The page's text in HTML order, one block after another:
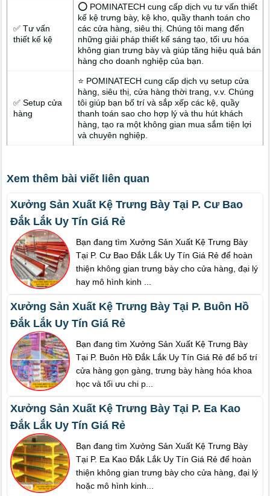
✅ Tư vấn
thiết kế kệ
⭕ POMINATECH cung cấp dịch vụ tư vấn thiết
kế kệ trưng bày, kệ kho, quầy thanh toán cho
các cửa hàng, siêu thị. Chúng tôi mang đến
những giải pháp thiết kế sáng tạo, tối ưu hóa
không gian trưng bày và giúp tăng hiệu quả bán
hàng cho doanh nghiệp của bạn.
✅ Setup cửa
hàng
⭐ POMINATECH cung cấp dịch vụ setup cửa
hàng, siêu thị, cửa hàng thời trang, v.v. Chúng
tôi giúp bạn bố trí và sắp xếp các kệ, quầy
thanh toán sao cho hợp lý và thu hút khách
hàng, tạo ra một không gian mua sắm tiện lợi
và chuyên nghiệp.
Xem thêm bài viết liên quan
Xưởng Sản Xuất Kệ Trưng Bày Tại P. Cư Bao
Đắk Lắk Uy Tín Giá Rẻ
Bạn đang tìm Xưởng Sản Xuất Kệ Trưng Bày
Tại P. Cư Bao Đắk Lắk Uy Tín Giá Rẻ để hoàn
thiện không gian trưng bày cho cửa hàng, đại lý
hay mô hình kinh ...
Xưởng Sản Xuất Kệ Trưng Bày Tại P. Buôn Hồ
Đắk Lắk Uy Tín Giá Rẻ
Bạn đang tìm Xưởng Sản Xuất Kệ Trưng Bày
Tại P. Buôn Hồ Đắk Lắk Uy Tín Giá Rẻ để bố trí
cửa hàng gọn gàng, trưng bày hàng hóa khoa
học và tối ưu chi p...
Xưởng Sản Xuất Kệ Trưng Bày Tại P. Ea Kao
Đắk Lắk Uy Tín Giá Rẻ
Bạn đang tìm Xưởng Sản Xuất Kệ Trưng Bày
Tại P. Ea Kao Đắk Lắk Uy Tín Giá Rẻ để hoàn
thiện không gian trưng bày cho cửa hàng, đại lý
hoặc mô hình kinh...